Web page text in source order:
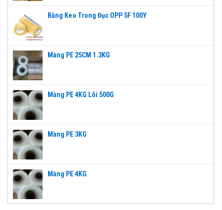
Băng Keo Trong Đục OPP 5F 100Y
Màng PE 25CM 1.3KG
Màng PE 4KG Lõi 500G
Màng PE 3KG
Màng PE 4KG